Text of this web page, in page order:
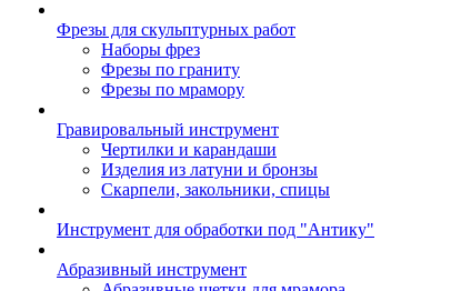
Фрезы для скульптурных работ
Наборы фрез
Фрезы по граниту
Фрезы по мрамору
Гравировальный инструмент
Чертилки и карандаши
Изделия из латуни и бронзы
Скарпели, закольники, спицы
Инструмент для обработки под "Антику"
Абразивный инструмент